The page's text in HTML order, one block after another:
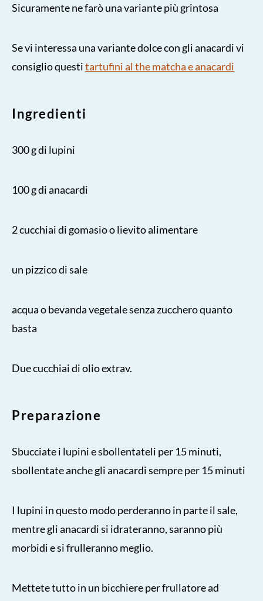
Sicuramente ne farò una variante più grintosa
Se vi interessa una variante dolce con gli anacardi vi
consiglio questitartufini al the matcha e anacardi
Ingredienti
300 g di lupini
100 g di anacardi
2 cucchiai di gomasio o lievito alimentare
un pizzico di sale
acqua o bevanda vegetale senza zucchero quanto
basta
Due cucchiai di olio extrav.
Preparazione
Sbucciate i lupini e sbollentateli per 15 minuti,
sbollentate anche gli anacardi sempre per 15 minuti
I lupini in questo modo perderanno in parte il sale,
mentre gli anacardi si idrateranno, saranno più
morbidi e si frulleranno meglio.
Mettete tutto in un bicchiere per frullatore ad